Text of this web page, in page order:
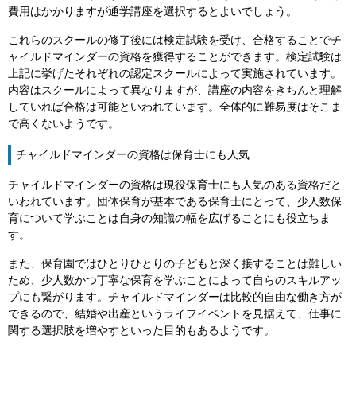
費用はかかりますが通学講座を選択するとよいでしょう。
これらのスクールの修了後には検定試験を受け、合格することでチ
ャイルドマインダーの資格を獲得することができます。検定試験は
上記に挙げたそれぞれの認定スクールによって実施されています。
内容はスクールによって異なりますが、講座の内容をきちんと理解
していれば合格は可能といわれています。全体的に難易度はそこま
で高くないようです。
チャイルドマインダーの資格は保育士にも人気
チャイルドマインダーの資格は現役保育士にも人気のある資格だと
いわれています。団体保育が基本である保育士にとって、少人数保
育について学ぶことは自身の知識の幅を広げることにも役立ちま
す。
また、保育園ではひとりひとりの子どもと深く接することは難しい
ため、少人数かつ丁寧な保育を学ぶことによって自らのスキルアッ
プにも繋がります。チャイルドマインダーは比較的自由な働き方が
できるので、結婚や出産というライフイベントを見据えて、仕事に
関する選択肢を増やすといった目的もあるようです。